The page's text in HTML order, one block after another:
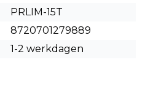
PRLIM-15T
8720701279889
1-2 werkdagen